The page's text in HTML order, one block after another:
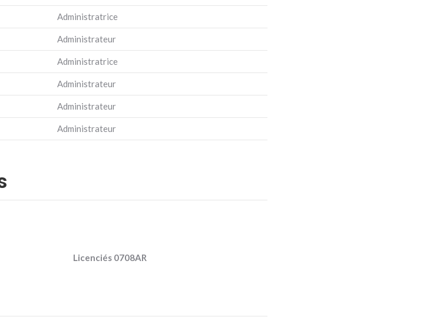
Administratrice
Administrateur
Administratrice
Administrateur
Administrateur
Administrateur
Licenciés 0708AR